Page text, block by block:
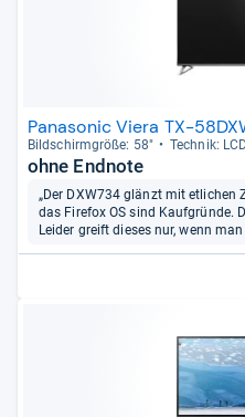
Panasonic Viera TX-
Bild­schirm­größe: 58" Tech­nik:
ohne Endnote
„Der DXW734 glänzt mit etlichen
das Firefox OS sind Kaufgründe.
Leider greift dieses nur, wenn